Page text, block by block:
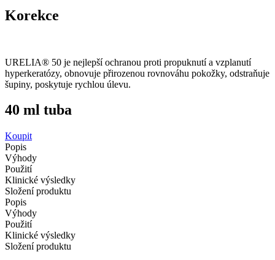
Korekce
URELIA® 50 je nejlepší ochranou proti propuknutí a vzplanutí
hyperkeratózy, obnovuje přirozenou rovnováhu pokožky, odstraňuje
šupiny, poskytuje rychlou úlevu.
40 ml tuba
Koupit
Popis
Výhody
Použití
Klinické výsledky
Složení produktu
Popis
Výhody
Použití
Klinické výsledky
Složení produktu